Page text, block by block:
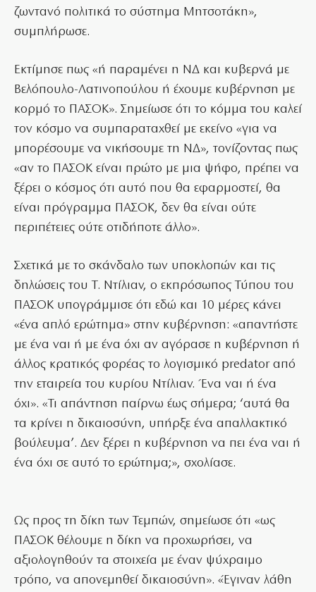
ζωντανό πολιτικά το σύστημα Μητσοτάκη»,
συμπλήρωσε.
Εκτίμησε πως «ή παραμένει η ΝΔ και κυβερνά με
Βελόπουλο-Λατινοπούλου ή έχουμε κυβέρνηση με
κορμό το ΠΑΣΟΚ». Σημείωσε ότι το κόμμα του καλεί
τον κόσμο να συμπαραταχθεί με εκείνο «για να
μπορέσουμε να νικήσουμε τη ΝΔ», τονίζοντας πως
«αν το ΠΑΣΟΚ είναι πρώτο με μια ψήφο, πρέπει να
ξέρει ο κόσμος ότι αυτό που θα εφαρμοστεί, θα
είναι πρόγραμμα ΠΑΣΟΚ, δεν θα είναι ούτε
περιπέτειες ούτε οτιδήποτε άλλο».
Σχετικά με το σκάνδαλο των υποκλοπών και τις
δηλώσεις του Τ. Ντίλιαν, ο εκπρόσωπος Τύπου του
ΠΑΣΟΚ υπογράμμισε ότι εδώ και 10 μέρες κάνει
«ένα απλό ερώτημα» στην κυβέρνηση: «απαντήστε
με ένα ναι ή με ένα όχι αν αγόρασε η κυβέρνηση ή
άλλος κρατικός φορέας το λογισμικό predator από
την εταιρεία του κυρίου Ντίλιαν. Ένα ναι ή ένα
όχι». «Τι απάντηση παίρνω έως σήμερα; ‘αυτά θα
τα κρίνει η δικαιοσύνη, υπήρξε ένα απαλλακτικό
βούλευμα’. Δεν ξέρει η κυβέρνηση να πει ένα ναι ή
ένα όχι σε αυτό το ερώτημα;», σχολίασε.
Ως προς τη δίκη των Τεμπών, σημείωσε ότι «ως
ΠΑΣΟΚ θέλουμε η δίκη να προχωρήσει, να
αξιολογηθούν τα στοιχεία με έναν ψύχραιμο
τρόπο, να απονεμηθεί δικαιοσύνη». «Έγιναν λάθη